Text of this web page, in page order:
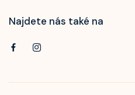
Najdete nás také na